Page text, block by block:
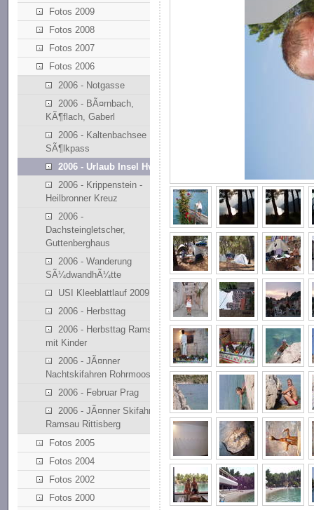
Fotos 2009
Fotos 2008
Fotos 2007
Fotos 2006
2006 - Notgasse
2006 - BÃ¤rnbach,
KÃ¶flach, Gaberl
2006 - Kaltenbachsee
SÃ¶lkpass
2006 - Urlaub Insel Hvar
2006 - Krippenstein -
Heilbronner Kreuz
2006 -
Dachsteingletscher,
Guttenberghaus
2006 - Wanderung
SÃ¼dwandhÃ¼tte
USI Kleeblattlauf 2009
2006 - Herbsttag
2006 - Herbsttag Ramsau
mit Kinder
2006 - JÃ¤nner
Nachtskifahren Rohrmoos
2006 - Februar Prag
2006 - JÃ¤nner Skifahren
Ramsau Rittisberg
Fotos 2005
Fotos 2004
Fotos 2002
Fotos 2000